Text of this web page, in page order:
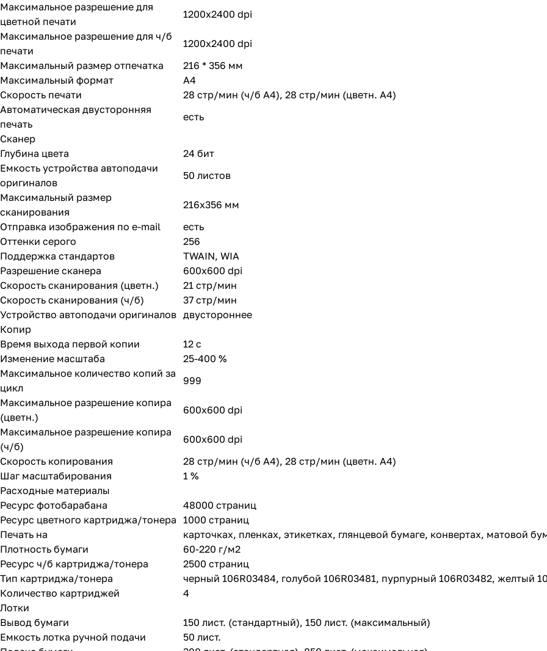
Максимальное разрешение для
цветной печати
1200x2400 dpi
Максимальное разрешение для ч/б
печати
1200x2400 dpi
Максимальный размер отпечатка
216 * 356 мм
Максимальный формат
A4
Скорость печати
28 стр/мин (ч/б А4), 28 стр/мин (цветн. А4)
Автоматическая двусторонняя
печать
есть
Сканер
Глубина цвета
24 бит
Емкость устройства автоподачи
оригиналов
50 листов
Максимальный размер
сканирования
216x356 мм
Отправка изображения по e-mail
есть
Оттенки серого
256
Поддержка стандартов
TWAIN, WIA
Разрешение сканера
600x600 dpi
Скорость сканирования (цветн.)
21 стр/мин
Скорость сканирования (ч/б)
37 стр/мин
Устройство автоподачи оригиналов двустороннее
Копир
Время выхода первой копии
12 с
Изменение масштаба
25-400 %
Максимальное количество копий за
цикл
999
Максимальное разрешение копира
(цветн.)
600x600 dpi
Максимальное разрешение копира
(ч/б)
600x600 dpi
Скорость копирования
28 стр/мин (ч/б А4), 28 стр/мин (цветн. А4)
Шаг масштабирования
1 %
Расходные материалы
Ресурс фотобарабана
48000 страниц
Ресурс цветного картриджа/тонера 1000 страниц
Печать на
карточках, пленках, этикетках, глянцевой бумаге, конвертах, матовой
Плотность бумаги
60-220 г/м2
Ресурс ч/б картриджа/тонера
2500 страниц
Тип картриджа/тонера
черный 106R03484, голубой 106R03481, пурпурный 106R03482, желтый
Количество картриджей
4
Лотки
Вывод бумаги
150 лист. (стандартный), 150 лист. (максимальный)
Емкость лотка ручной подачи
50 лист.